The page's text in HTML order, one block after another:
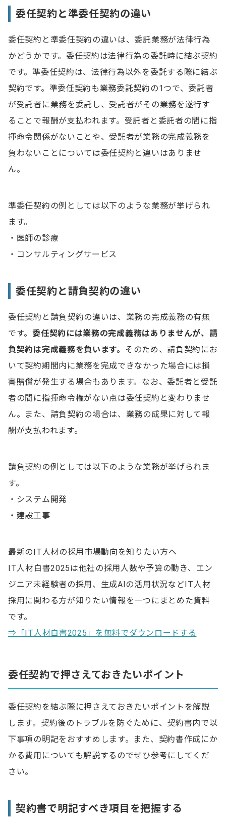
委任契約と準委任契約の違い
委任契約と準委任契約の違いは、委託業務が法律行為
かどうかです。委任契約は法律行為の委託時に結ぶ契約
です。準委任契約は、法律行為以外を委託する際に結ぶ
契約です。準委任契約も業務委託契約の1つで、委託者
が受託者に業務を委託し、受託者がその業務を遂行す
ることで報酬が支払われます。受託者と委託者の間に指
揮命令関係がないことや、受託者が業務の完成義務を
負わないことについては委任契約と違いはありませ
ん。
準委任契約の例としては以下のような業務が挙げられ
ます。
・医師の診療
・コンサルティングサービス
委任契約と請負契約の違い
委任契約と請負契約の違いは、業務の完成義務の有無
です。委任契約には業務の完成義務はありませんが、請
負契約は完成義務を負います。
そのため、請負契約にお
いて契約期間内に業務を完成できなかった場合には損
害賠償が発生する場合もあります。なお、委託者と受託
者の間に指揮命令権がない点は委任契約と変わりませ
ん。また、請負契約の場合は、業務の成果に対して報
酬が支払われます。
請負契約の例としては以下のような業務が挙げられま
す。
・システム開発
・建設工事
最新のIT人材の採用市場動向を知りたい方へ
IT人材白書2025は他社の採用人数や予算の動き、エン
ジニア未経験者の採用、生成AIの活用状況などIT人材
採用に関わる方が知りたい情報を一つにまとめた資料
です。
⇒「IT人材白書2025」を無料でダウンロードする
委任契約で押さえておきたいポイント
委任契約を結ぶ際に押さえておきたいポイントを解説
します。契約後のトラブルを防ぐために、契約書内で以
下事項の明記をおすすめします。また、契約書作成にか
かる費用についても解説するのでぜひ参考にしてくだ
さい。
契約書で明記すべき項目を把握する